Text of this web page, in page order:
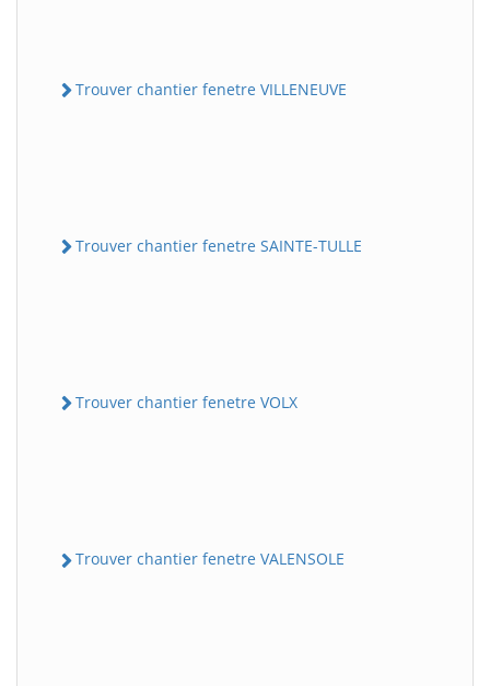
Trouver chantier fenetre VILLENEUVE
Trouver chantier fenetre SAINTE-TULLE
Trouver chantier fenetre VOLX
Trouver chantier fenetre VALENSOLE